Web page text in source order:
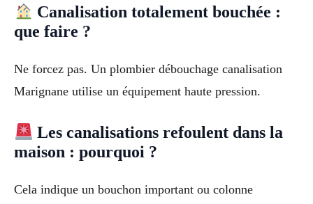
Canalisation totalement bouchée :
que faire ?
Ne forcez pas. Un plombier débouchage canalisation
Marignane utilise un équipement haute pression.
Les canalisations refoulent dans la
maison : pourquoi ?
Cela indique un bouchon important ou colonne